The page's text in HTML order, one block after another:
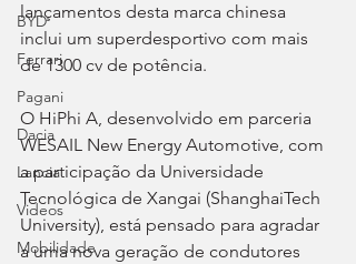
BYD
Ferrari
Pagani
Dacia
Lancia
Videos
Mobilidade
lançamentos desta marca chinesa
inclui um superdesportivo com mais
de 1300 cv de potência.
O HiPhi A, desenvolvido em parceria
WESAIL New Energy Automotive, com
a participação da Universidade
Tecnológica de Xangai (ShanghaiTech
University), está pensado para agradar
a uma nova geração de condutores